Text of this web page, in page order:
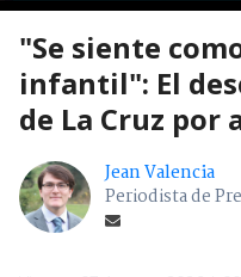
"Se siente
infantil": El
de La Cruz
Jean Valencia
Periodista de